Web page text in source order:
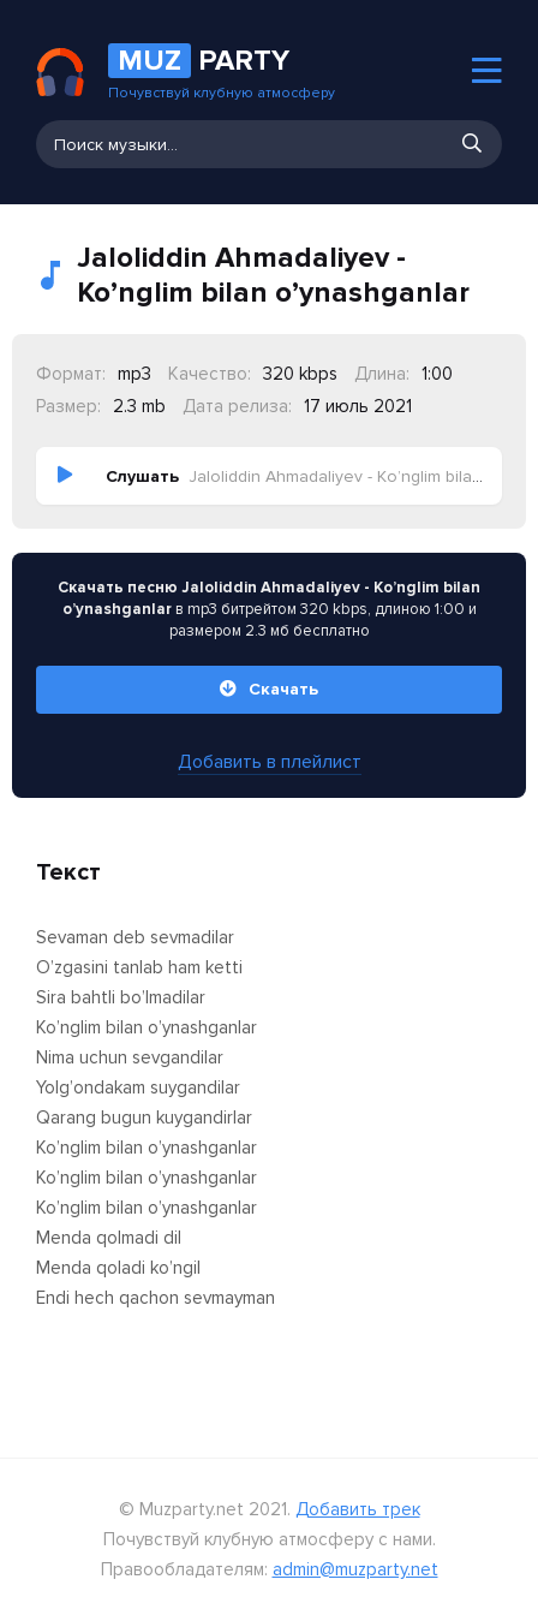
MUZ PARTY
Почувствуй клубную атмосферу
Jaloliddin Ahmadaliyev -
Ko’nglim bilan o’ynashganlar
Формат: mp3 Качество: 320 kbps Длина:
1:00
Размер:
2.3 mb Дата релиза: 17 июль 2021
Слушать Jaloliddin Ahmadaliyev - Ko’nglim bilan o’ynashganlar
Скачать песню Jaloliddin Ahmadaliyev - Ko’nglim bilan
o’ynashganlarв mp3 битрейтом 320 kbps, длиною 1:00 и
размером 2.3 мб бесплатно
Скачать
Добавить в плейлист
Текст
Sevaman deb sevmadilar
O’zgasini tanlab ham ketti
Sira bahtli bo’lmadilar
Ko’nglim bilan o’ynashganlar
Nima uchun sevgandilar
Yolg’ondakam suygandilar
Qarang bugun kuygandirlar
Ko’nglim bilan o’ynashganlar
Ko’nglim bilan o’ynashganlar
Ko’nglim bilan o’ynashganlar
Menda qolmadi dil
Menda qoladi ko’ngil
Endi hech qachon sevmayman
© Muzparty.net 2021. Добавить трек
Почувствуй клубную атмосферу с нами.
Правообладателям: admin@muzparty.net